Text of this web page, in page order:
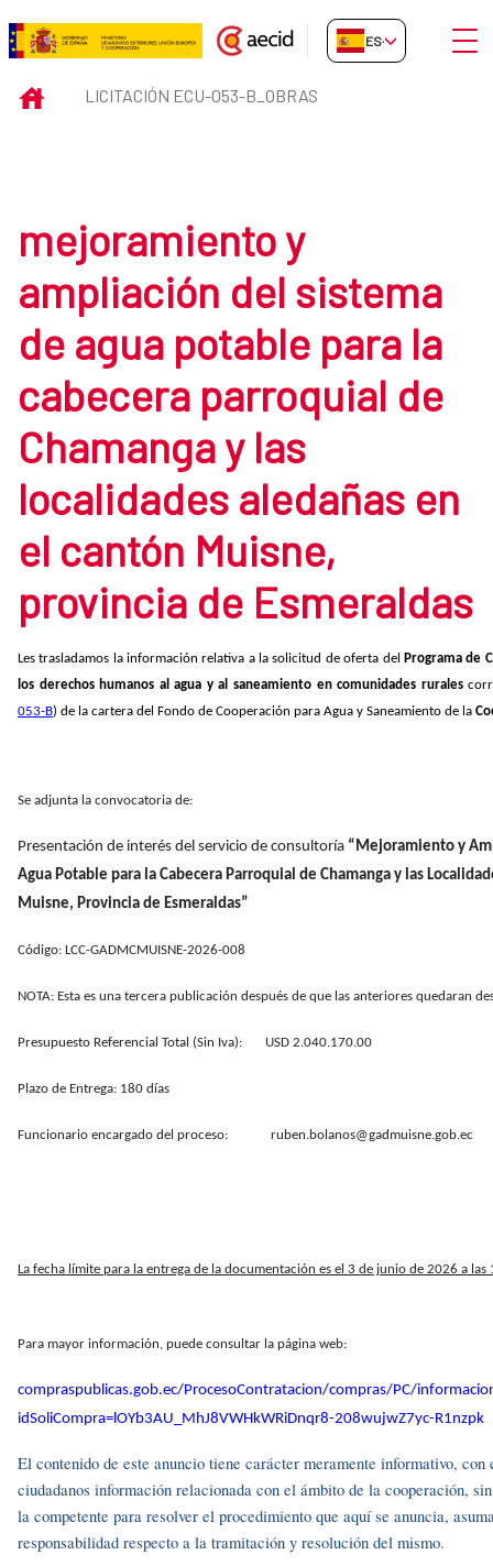
Saltar al contenido principal
Licitación ECU-053-B_obras
ES-ES Abrir
INICIOLICITACIÓN ECU-053-B_OBRAS
mejoramiento y
ampliación del sistema
de agua potable para la
cabecera parroquial de
Chamanga y las
localidades aledañas en
el cantón Muisne,
provincia de Esmeraldas
Les trasladamos la información relativa a la solicitud de oferta del
Programa de
los derechos humanos al agua y al saneamiento en comunidades rurales
053-B) de la cartera del Fondo de Cooperación para Agua y Saneamiento de la
Se adjunta la convocatoria de:
Presentación de interés del servicio de consultoría “Mejoramiento y
Agua Potable para la Cabecera Parroquial de Chamanga y las
Muisne, Provincia de Esmeraldas”
Código: LCC-GADMCMUISNE-2026-008
NOTA: Esta es una tercera publicación después de que las anteriores quedaran
Presupuesto Referencial Total (Sin Iva): USD 2.040.170.00
Plazo de Entrega: 180 días
Funcionario encargado del proceso: ruben.bolanos@gadmuisne.gob.ec
La fecha límite para la entrega de la documentación es el 3 de junio de 2026 a
Para mayor información, puede consultar la página web:
compraspublicas.gob.ec/ProcesoContratacion/compras/PC/
idSoliCompra=lOYb3AU_MhJ8VWHkWRiDnqr8-208wujwZ7yc-R1nzpk
El contenido de este anuncio tiene carácter meramente informativo,
ciudadanos información relacionada con el ámbito de la cooperación,
la competente para resolver el procedimiento que aquí se anuncia,
responsabilidad respecto a la tramitación y resolución del mismo.